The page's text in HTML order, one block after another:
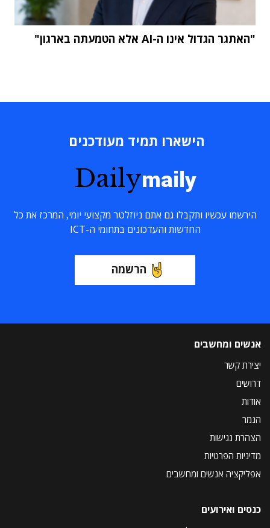
"האתגר הגדול אינו ה-AI אלא הטמעתה בארגון"
הישארו תמיד מעודכנים
Dailymaily
הירשמו עכשיו ותקבלו גם אתם ניוזלטר מקצועי יומי, המרכז את כל
החדשות והעדכונים בתחומי ה-ICT
הרשמה
אנשים ומחשבים
יצירת קשר
דרושים
אודות
הנמר
הצהרת נגישות
מדיניות הפרטיות
אפליקציה אנשים ומחשבים
כנסים ואירועים